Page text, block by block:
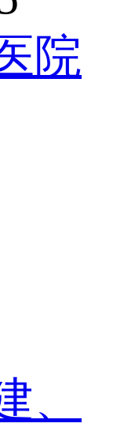
院
、